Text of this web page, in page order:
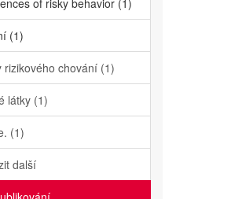
of risky behavior (1)
(1)
rizikového chování (1)
látky (1)
(1)
další